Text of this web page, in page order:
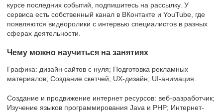
курсе последних событий, подпишитесь на рассылку. У
сервиса есть собственный канал в ВКонтакте и YouTube, где
появляются видеоролики с интервью специалистов в разных
сферах деятельности.
Чему можно научиться на занятиях
Графика: дизайн сайтов с нуля; Подготовка рекламных
материалов; Создание скетчей; UX-дизайн; UI-анимация.
Создание и продвижение интернет ресурсов: веб-разработчик;
Изучение языков программирования Java и PHP; Интернет-